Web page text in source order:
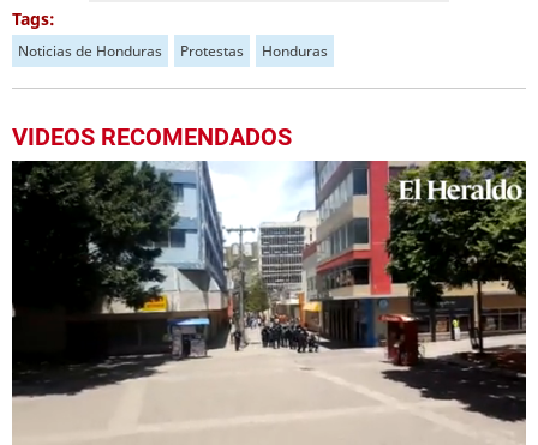
Tags:
Noticias de Honduras Protestas Honduras
VIDEOS RECOMENDADOS